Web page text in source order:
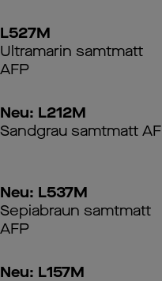
L527M
Ultramarin samtmatt
AFP
Neu: L212M
Sandgrau samtmatt
Neu: L537M
Sepiabraun samtmatt
AFP
Neu: L157M